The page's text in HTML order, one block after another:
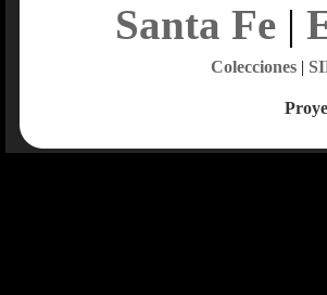
Santa Fe|
Colecciones|